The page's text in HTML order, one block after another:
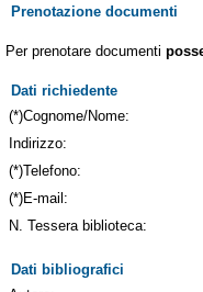
Prenotazione documenti
Per prenotare documenti
Dati richiedente
(*)Cognome/Nome:
Indirizzo:
(*)Telefono:
(*)E-mail:
N. Tessera biblioteca:
Dati bibliografici